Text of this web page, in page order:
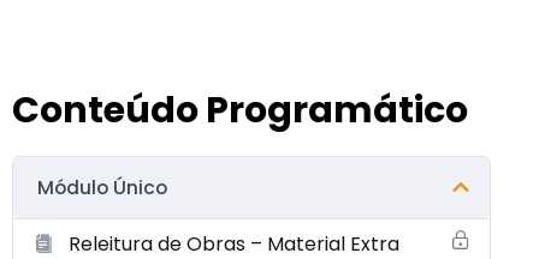
Conteúdo Programático
Módulo Único
Releitura de Obras – Material Extra